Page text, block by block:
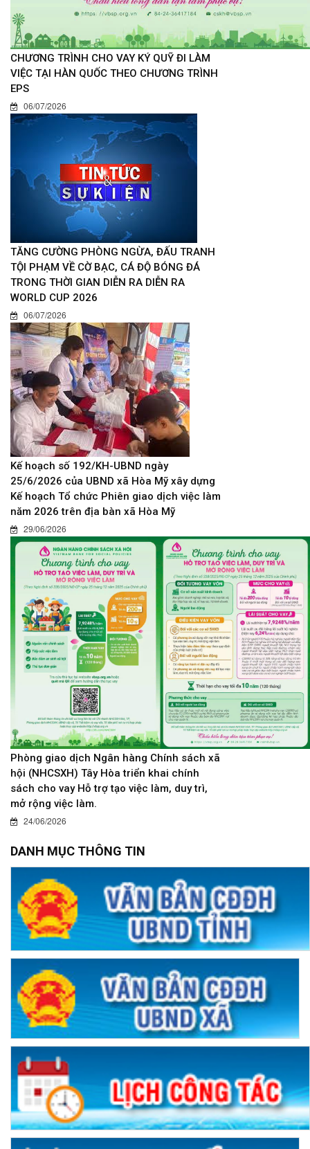
CHƯƠNG TRÌNH CHO VAY KÝ QUỸ ĐI LÀM
VIỆC TẠI HÀN QUỐC THEO CHƯƠNG TRÌNH
EPS
06/07/2026
TĂNG CƯỜNG PHÒNG NGỪA, ĐẤU TRANH
TỘI PHẠM VỀ CỜ BẠC, CÁ ĐỘ BÓNG ĐÁ
TRONG THỜI GIAN DIỄN RA DIỄN RA
WORLD CUP 2026
06/07/2026
Kế hoạch số 192/KH-UBND ngày
25/6/2026 của UBND xã Hòa Mỹ xây dựng
Kế hoạch Tổ chức Phiên giao dịch việc làm
năm 2026 trên địa bàn xã Hòa Mỹ
29/06/2026
Phòng giao dịch Ngân hàng Chính sách xã
hội (NHCSXH) Tây Hòa triển khai chính
sách cho vay Hỗ trợ tạo việc làm, duy trì,
mở rộng việc làm.
24/06/2026
DANH MỤC THÔNG TIN